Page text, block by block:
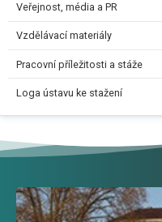
Veřejnost, média a PR
Vzdělávací materiály
Pracovní příležitosti a stáže
Loga ústavu ke stažení